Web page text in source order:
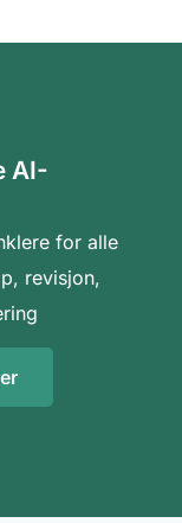
AI-
for alle
revisjon,